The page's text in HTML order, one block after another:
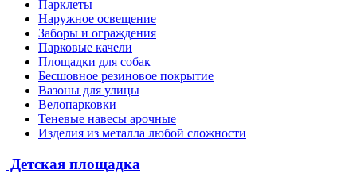
Парклеты
Наружное освещение
Заборы и ограждения
Парковые качели
Площадки для собак
Бесшовное резиновое покрытие
Вазоны для улицы
Велопарковки
Теневые навесы арочные
Изделия из металла любой сложности
Детская площадка